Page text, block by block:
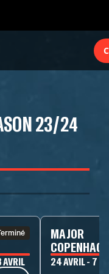
23/24
AVRIL
MAJOR
24 AVRIL - 7